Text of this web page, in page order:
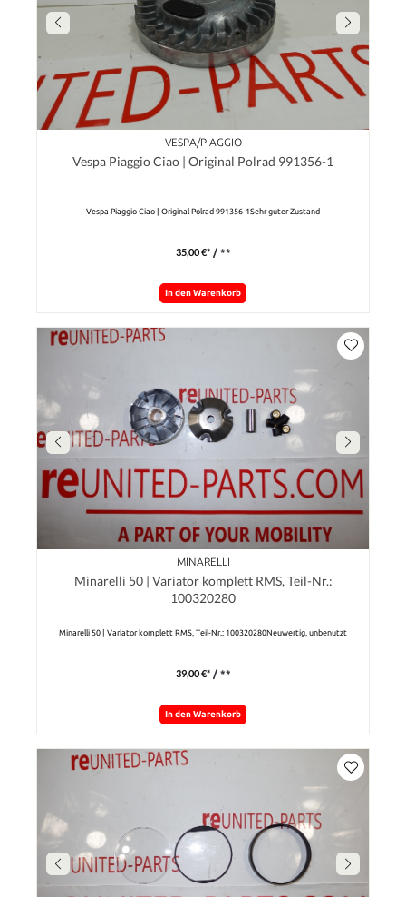
VESPA/PIAGGIO
Vespa Piaggio Ciao | Original Polrad 991356-1
Vespa Piaggio Ciao | Original Polrad 991356-1Sehr guter Zustand
35,00 €* / **
In den Warenkorb
MINARELLI
Minarelli 50 | Variator komplett RMS, Teil-Nr.:
100320280
Minarelli 50 | Variator komplett RMS, Teil-Nr.: 100320280Neuwertig, unbenutzt
39,00 €* / **
In den Warenkorb